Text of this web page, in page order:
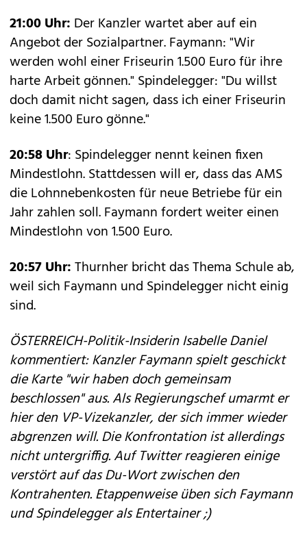
21:00 Uhr: Der Kanzler wartet aber auf ein
Angebot der Sozialpartner. Faymann: "Wir
werden wohl einer Friseurin 1.500 Euro für ihre
harte Arbeit gönnen." Spindelegger: "Du willst
doch damit nicht sagen, dass ich einer Friseurin
keine 1.500 Euro gönne."
20:58 Uhr: Spindelegger nennt keinen fixen
Mindestlohn. Stattdessen will er, dass das AMS
die Lohnnebenkosten für neue Betriebe für ein
Jahr zahlen soll. Faymann fordert weiter einen
Mindestlohn von 1.500 Euro.
20:57 Uhr:Thurnher bricht das Thema Schule ab,
weil sich Faymann und Spindelegger nicht einig
sind.
ÖSTERREICH-Politik-Insiderin Isabelle Daniel
kommentiert: Kanzler Faymann spielt geschickt
die Karte "wir haben doch gemeinsam
beschlossen" aus. Als Regierungschef umarmt er
hier den VP-Vizekanzler, der sich immer wieder
abgrenzen will. Die Konfrontation ist allerdings
nicht untergriffig. Auf Twitter reagieren einige
verstört auf das Du-Wort zwischen den
Kontrahenten. Etappenweise üben sich Faymann
und Spindelegger als Entertainer ;)